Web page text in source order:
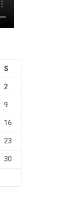
S
2
9
16
23
30